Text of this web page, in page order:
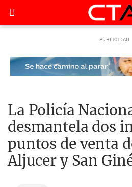
La Policía
desmantela dos
puntos de venta
Aljucer y San